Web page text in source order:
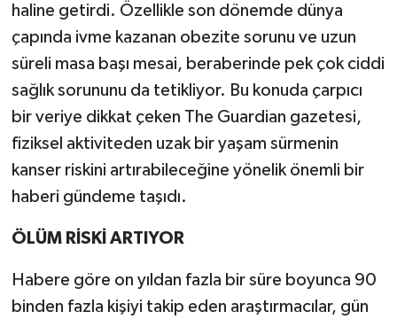
haline getirdi. Özellikle son dönemde dünya
çapında ivme kazanan obezite sorunu ve uzun
süreli masa başı mesai, beraberinde pek çok ciddi
sağlık sorununu da tetikliyor. Bu konuda çarpıcı
bir veriye dikkat çeken The Guardian gazetesi,
fiziksel aktiviteden uzak bir yaşam sürmenin
kanser riskini artırabileceğine yönelik önemli bir
haberi gündeme taşıdı.
ÖLÜM RİSKİ ARTIYOR
Habere göre on yıldan fazla bir süre boyunca 90
binden fazla kişiyi takip eden araştırmacılar, gün